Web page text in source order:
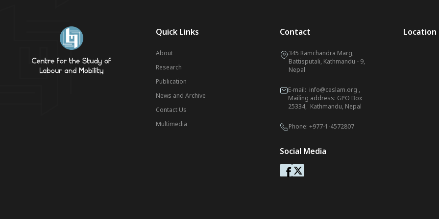
Quick Links
About
Research
Publication
News and Archive
Contact Us
Multimedia
Contact
345 Ramchandra Marg,
Battisputali, Kathmandu - 9,
Nepal
E-mail: info@ceslam.org ,
Mailing address: GPO Box
25334, Kathmandu, Nepal
Phone: +977-1-4572807
Social Media
Location